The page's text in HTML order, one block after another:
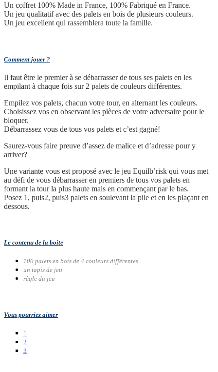
Un coffret 100% Made in France, 100% Fabriqué en France.
Un jeu qualitatif avec des palets en bois de plusieurs couleurs.
Un jeu excellent qui rassemblera toute la famille.
Comment jouer ?
Il faut être le premier à se débarrasser de tous ses palets en les
empilant à chaque fois sur 2 palets de couleurs différentes.
Empilez vos palets, chacun votre tour, en alternant les couleurs.
Choisissez vos en observant les pièces de votre adversaire pour le
bloquer.
Débarrassez vous de tous vos palets et c’est gagné!
Saurez-vous faire preuve d’assez de malice et d’adresse pour y
arriver?
Une variante vous est proposé avec le jeu Equilb’risk qui vous met
au défi de vous débarrasser en premiers de tous vos palets en
formant la tour la plus haute mais en commençant par le bas.
Posez 1, puis2, puis3 palets en soulevant la pile et en les plaçant en
dessous.
Le contenu de la boite
100 palets en bois de 4 couleurs différentes
un tapis de jeu
règle du jeu
Vous pourriez aimer
1
2
3